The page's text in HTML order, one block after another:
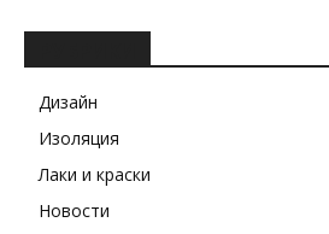
Дизайн
Изоляция
Лаки и краски
Новости